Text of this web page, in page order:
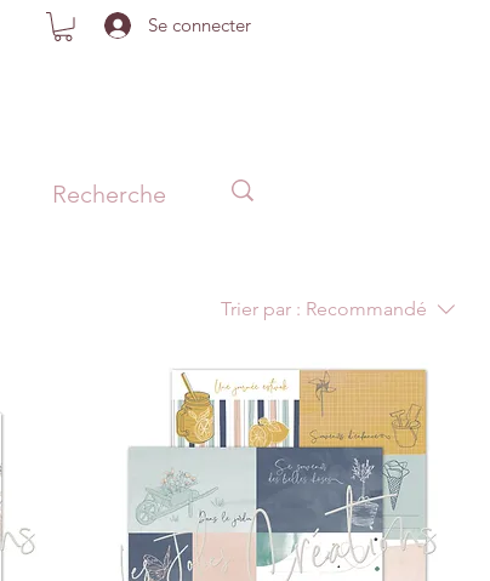
Se connecter
Trier par : Recommandé